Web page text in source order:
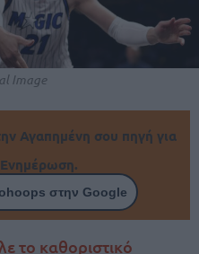
Image
Αγαπημένη σου πηγή για
στην Google
το καθοριστικό